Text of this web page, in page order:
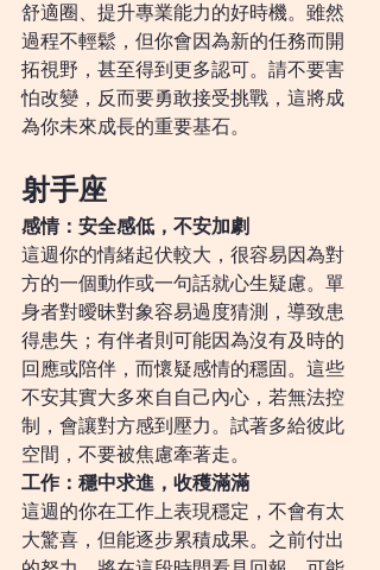
舒適圈、提升專業能力的好時機。雖然
過程不輕鬆，但你會因為新的任務而開
拓視野，甚至得到更多認可。請不要害
怕改變，反而要勇敢接受挑戰，這將成
為你未來成長的重要基石。
射手座
感情：安全感低，不安加劇
這週你的情緒起伏較大，很容易因為對
方的一個動作或一句話就心生疑慮。單
身者對曖昧對象容易過度猜測，導致患
得患失；有伴者則可能因為沒有及時的
回應或陪伴，而懷疑感情的穩固。這些
不安其實大多來自自己內心，若無法控
制，會讓對方感到壓力。試著多給彼此
空間，不要被焦慮牽著走。
工作：穩中求進，收穫滿滿
這週的你在工作上表現穩定，不會有太
大驚喜，但能逐步累積成果。之前付出